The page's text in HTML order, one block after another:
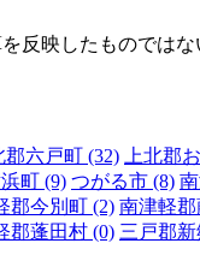
反映したものでは
郡六戸町 (32) 上北郡
町 (9) つがる市 (8)
郡今別町 (2) 南津軽
郡蓬田村 (0) 三戸郡